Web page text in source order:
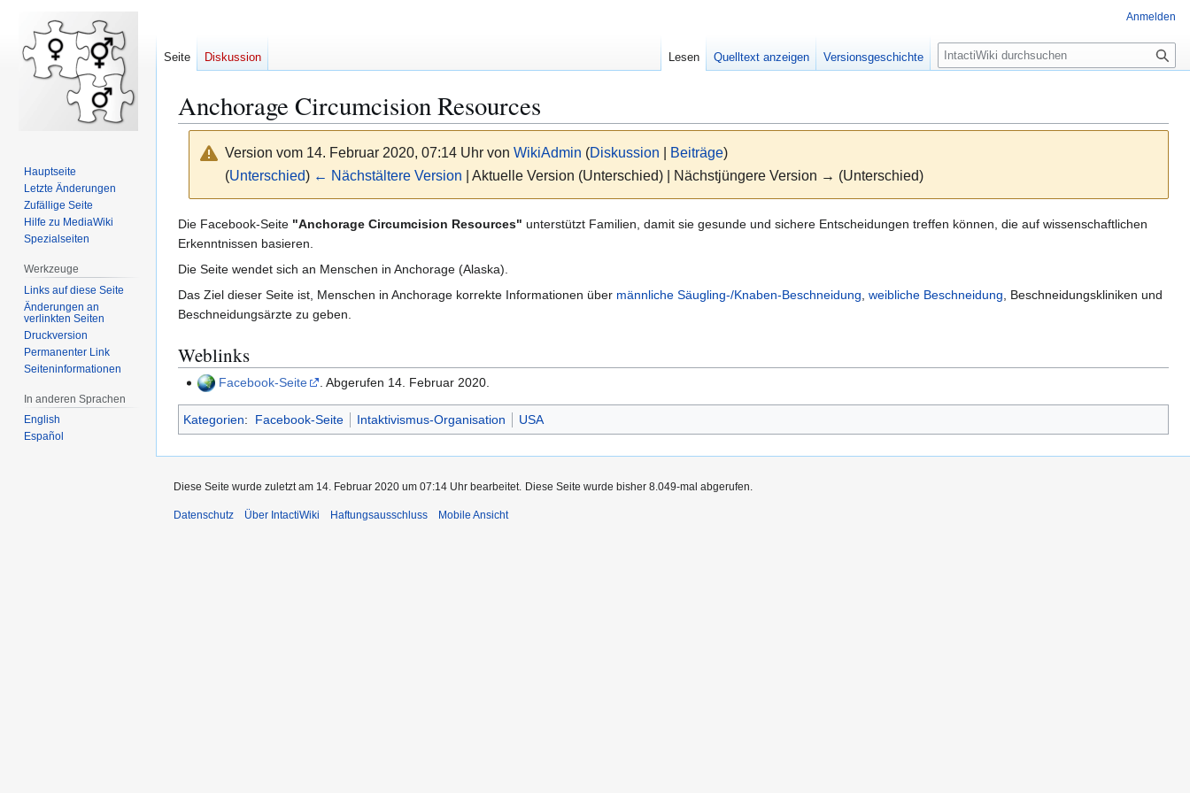
Anchorage Circumcision Resources
Version vom 14. Februar 2020, 07:14 Uhr von WikiAdmin (Diskussion Beiträge)
(Unterschied) ← Nächstältere Version | Aktuelle Version (Unterschied) | Nächstjüngere Version → (Unterschied)
Zur
Navigation
springen
Zur
Suche
springen
Die Facebook-Seite "Anchorage Circumcision Resources" unterstützt Familien, damit sie gesunde und sichere Entscheidungen treffen können, die auf wissenschaftlichen
Erkenntnissen basieren.
Die Seite wendet sich an Menschen in Anchorage (Alaska).
Das Ziel dieser Seite ist, Menschen in Anchorage korrekte Informationen über männliche Säugling-/Knaben-Beschneidung weibliche Beschneidung , Beschneidungskliniken und
Beschneidungsärzte zu geben.
Weblinks
Facebook-Seite . Abgerufen 14. Februar 2020.
Kategorien: Facebook-Seite Intaktivismus-Organisation USA
Anmelden
Seite Diskussion Lesen Quelltext anzeigen Versionsgeschichte
S
u
e
Hauptseite
Letzte Änderungen
Zufällige Seite
Hilfe zu MediaWiki
Spezialseiten
Werkzeuge
Links auf diese Seite
Änderungen an
verlinkten Seiten
Druckversion
Permanenter Link
Seiten­­informationen
In anderen Sprachen
English
Español
Diese Seite wurde zuletzt am 14. Februar 2020 um 07:14 Uhr bearbeitet. Diese Seite wurde bisher 8.049-mal abgerufen.
Datenschutz Über IntactiWiki Haftungsausschluss Mobile Ansicht